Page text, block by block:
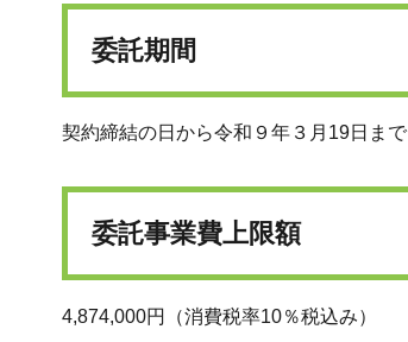
委託期間
契約締結の日から令和９年３月19日まで
委託事業費上限額
4,874,000円（消費税率10％税込み）